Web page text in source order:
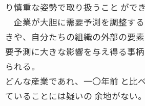
り慎重な姿勢で取り扱うこと がで
企業が大胆に需要予測を調整す
きや、自分たちの組織の外部の要
要予測に大きな影響を与え得る事
られる。
どんな産業であれ、一〇年前 と比
ていることには疑いの 余地がない。